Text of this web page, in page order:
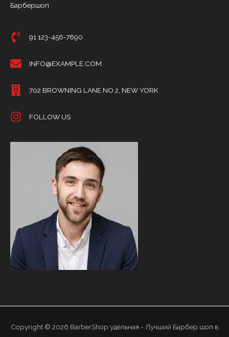
Барбершоп
91 123-456-7890
INFO@EXAMPLE.COM
702 BROWNING LANE NO 2, NEW YORK
FOLLOW US
Copyright © 2026 BarberShop удельная - Лучший Барбер шоп в